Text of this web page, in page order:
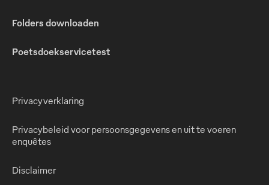
Folders downloaden
Poetsdoekservicetest
Privacyverklaring
Privacybeleid voor persoonsgegevens en uit te voeren
enquêtes
Disclaimer